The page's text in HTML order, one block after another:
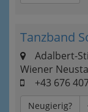
Tanzband
Adalbert-
Wiener
+43 676
Neugierig?